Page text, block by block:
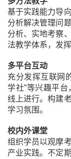
基于实践能力导
分析解决管理问
分析、实地考察
法教学体系，发
多平台互动
充分发挥互联网
学社”等兴趣平
线上进行。构建
学习氛围。
校内外课堂
组织学员以观摩
产业实践。不定